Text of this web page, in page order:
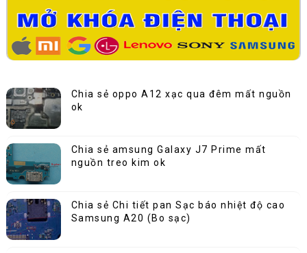
Chia sẻ oppo A12 xạc qua đêm mất nguồn
ok
Chia sẻ amsung Galaxy J7 Prime mất
nguồn treo kim ok
Chia sẻ Chi tiết pan Sạc báo nhiệt độ cao
Samsung A20 (Bo sạc)